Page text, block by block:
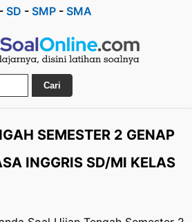
- SD - SMP - SMA
Cari
SEMESTER 2 GENAP
INGGRIS SD/MI KELAS